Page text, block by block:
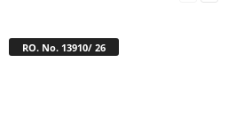
RO. No. 13910/ 26